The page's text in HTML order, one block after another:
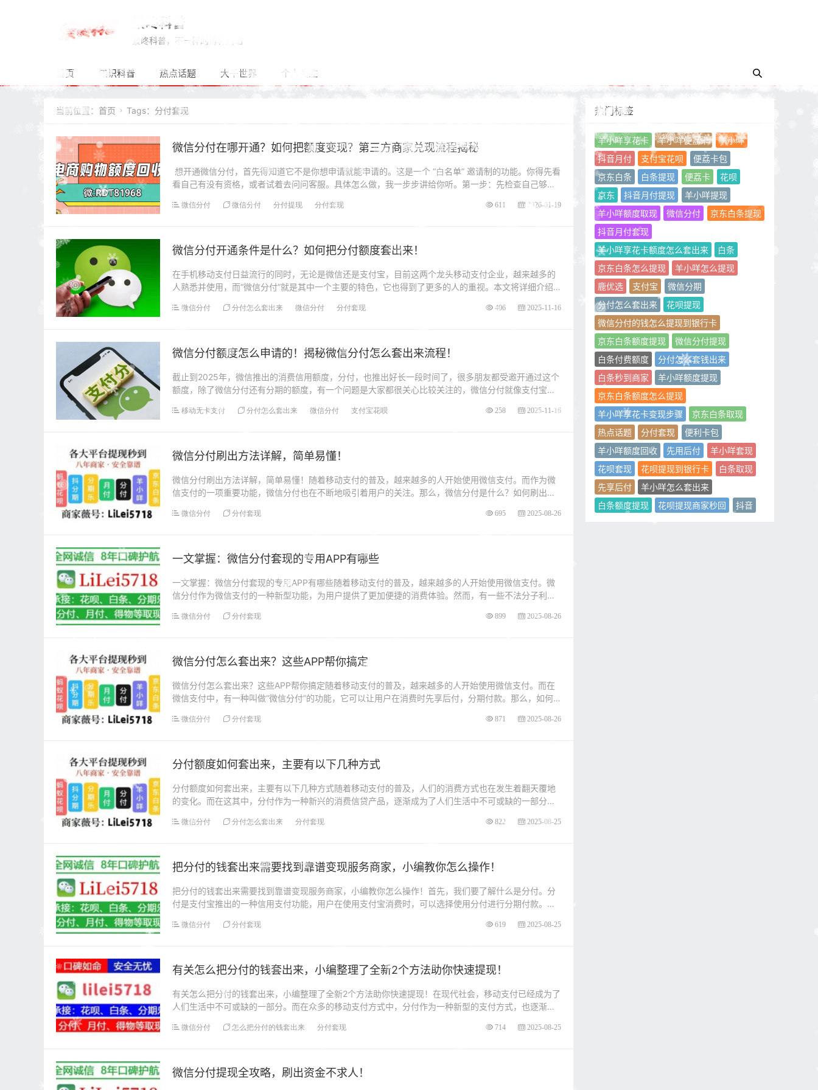
景咚科普
景咚科普，不一样的博客网站
首页 知识科普 热点话题 大千世界 个人关注
当前位置： 首页  Tags：分付套现
微信分付在哪开通？如何把额度变现？第三方商家兑现流程揭秘
想开通微信分付，首先得知道它不是你想申请就能申请的。这是一个 “白名单” 邀请制的功能。你得先看
看自己有没有资格，或者试着去问问客服。具体怎么做，我一步步讲给你听。第一步：先检查自己够不
微信分付 微信分付 分付提现 分付套现 611 2026-01-19
微信分付开通条件是什么？如何把分付额度套出来！
在手机移动支付日益流行的同时，无论是微信还是支付宝，目前这两个龙头移动支付企业，越来越多的
人熟悉并使用，而“微信分付”就是其中一个主要的特色，它也得到了更多的人的重视。本文将详细介绍
微信分付 分付怎么套出来 微信分付 分付套现 406 2025-11-16
微信分付额度怎么申请的！揭秘微信分付怎么套出来流程！
截止到2025年，微信推出的消费信用额度，分付，也推出好长一段时间了，很多朋友都受邀开通过这个
额度，除了微信分付还有分期的额度，有一个问题是大家都很关心比较关注的，微信分付就像支付宝花
移动无卡支付 分付怎么套出来 微信分付 支付宝花呗 258 2025-11-16
微信分付刷出方法详解，简单易懂！
微信分付刷出方法详解，简单易懂！随着移动支付的普及，越来越多的人开始使用微信支付。而作为微
信支付的一项重要功能，微信分付也在不断地吸引着用户的关注。那么，微信分付是什么？如何刷出微
微信分付 分付套现 695 2025-08-26
一文掌握：微信分付套现的专用APP有哪些
一文掌握：微信分付套现的专用APP有哪些随着移动支付的普及，越来越多的人开始使用微信支付。微
信分付作为微信支付的一种新型功能，为用户提供了更加便捷的消费体验。然而，有一些不法分子利用
微信分付 分付套现 899 2025-08-26
微信分付怎么套出来？这些APP帮你搞定
微信分付怎么套出来？这些APP帮你搞定随着移动支付的普及，越来越多的人开始使用微信支付。而在
微信支付中，有一种叫做“微信分付”的功能，它可以让用户在消费时先享后付，分期付款。那么，如何
微信分付 分付套现 871 2025-08-26
分付额度如何套出来，主要有以下几种方式
分付额度如何套出来，主要有以下几种方式随着移动支付的普及，人们的消费方式也在发生着翻天覆地
的变化。而在这其中，分付作为一种新兴的消费信贷产品，逐渐成为了人们生活中不可或缺的一部分。
微信分付 分付怎么套出来 分付套现 822 2025-08-25
把分付的钱套出来需要找到靠谱变现服务商家，小编教你怎么操作！
把分付的钱套出来需要找到靠谱变现服务商家，小编教你怎么操作！首先，我们要了解什么是分付。分
付是支付宝推出的一种信用支付功能，用户在使用支付宝消费时，可以选择使用分付进行分期付款。分
微信分付 分付套现 619 2025-08-25
有关怎么把分付的钱套出来，小编整理了全新2个方法助你快速提现！
有关怎么把分付的钱套出来，小编整理了全新2个方法助你快速提现！在现代社会，移动支付已经成为了
人们生活中不可或缺的一部分。而在众多的移动支付方式中，分付作为一种新型的支付方式，也逐渐受
微信分付 怎么把分付的钱套出来 分付套现 714 2025-08-25
微信分付提现全攻略，刷出资金不求人！
热门标签
羊小咩享花卡 羊小咩便荔卡
羊小咩
抖音月付
支付宝花呗
便荔卡包
京东白条
白条提现 便荔卡
花呗
京东
抖音月付提现
羊小咩提现
羊小咩额度取现
微信分付
京东白条提现
抖音月付套现
羊小咩享花卡额度怎么套出来
白条
京东白条怎么提现
羊小咩怎么提现
鹿优选
支付宝
微信分期
分付怎么套出来
花呗提现
微信分付的钱怎么提现到银行卡
京东白条额度提现
微信分付提现
白条付费额度
分付怎么套钱出来
白条秒到商家
羊小咩额度提现
京东白条额度怎么提现
羊小咩享花卡变现步骤
京东白条取现
热点话题
分付套现
便利卡包
羊小咩额度回收
先用后付
羊小咩套现
花呗套现
花呗提现到银行卡
白条取现
先享后付
羊小咩怎么套出来
白条额度提现
花呗提现商家秒回 抖音